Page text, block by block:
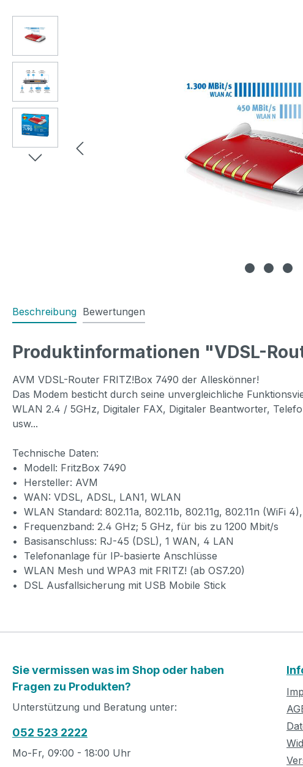
Beschreibung Bewertungen
Produktinformationen "VDSL-
AVM VDSL-Router FRITZ!Box 7490 der Alleskönner!
Das Modem besticht durch seine unvergleichliche
WLAN 2.4 / 5GHz, Digitaler FAX, Digitaler Beantworter,
usw...
Technische Daten:
• Modell: FritzBox 7490
• Hersteller: AVM
• WAN: VDSL, ADSL, LAN1, WLAN
• WLAN Standard: 802.11a, 802.11b, 802.11g, 802.11n (WiFi
• Frequenzband: 2.4 GHz; 5 GHz, für bis zu 1200 Mbit/s
• Basisanschluss: RJ-45 (DSL), 1 WAN, 4 LAN
• Telefonanlage für IP-basierte Anschlüsse
• WLAN Mesh und WPA3 mit FRITZ! (ab OS7.20)
• DSL Ausfallsicherung mit USB Mobile Stick
Sie vermissen was im Shop oder haben
Fragen zu Produkten?
Unterstützung und Beratung unter:
052 523 2222
Mo-Fr, 09:00 - 18:00 Uhr